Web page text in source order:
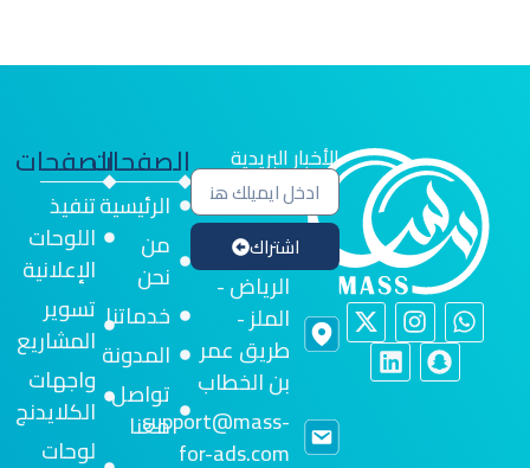
الصفحات
الرئيسية
من
نحن
خدماتنا
المدونة
تواصل
معنا
الصفحات
تنفيذ
اللوحات
الإعلانية
تسوير
المشاريع
واجهات
الكلايدنج
لوحات
الأخبار البريدية
اشتراك
الرياض -
الملز -
طريق عمر
بن الخطاب
support@mass-
for-ads.com